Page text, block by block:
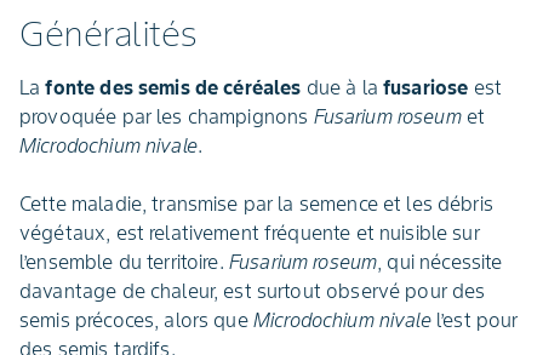
Généralités
Lafonte des semis de céréales due à lafusariose est
provoquée par les champignons Fusarium roseumet
Microdochium nivale.
Cette maladie, transmise par la semence et les débris
végétaux, est relativement fréquente et nuisible sur
l’ensemble du territoire. Fusarium roseum, qui nécessite
davantage de chaleur, est surtout observé pour des
semis précoces, alors que Microdochium nivalel’est pour
des semis tardifs.